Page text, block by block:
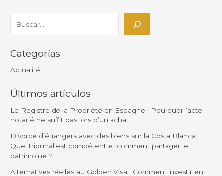
Categorías
Actualité
Últimos artículos
Le Registre de la Propriété en Espagne : Pourquoi l’acte
notarié ne suffit pas lors d’un achat
Divorce d’étrangers avec des biens sur la Costa Blanca :
Quel tribunal est compétent et comment partager le
patrimoine ?
Alternatives réelles au Golden Visa : Comment investir en